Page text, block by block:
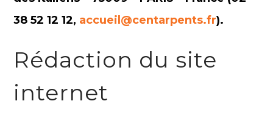
38 52 12 12, accueil@centarpents.fr).
Rédaction du site
internet